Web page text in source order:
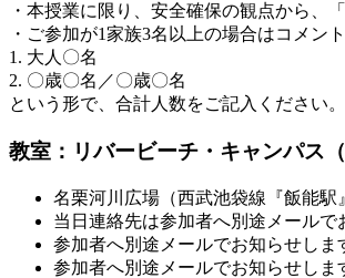
・本授業に限り、安全確保の観点から、
・ご参加が1家族3名以上の場合はコメン
1. 大人〇名
2. 〇歳〇名／〇歳〇名
という形で、合計人数をご記入ください。
教室：リバービーチ・キャンパス
名栗河川広場（西武池袋線『飯能駅
当日連絡先は参加者へ別途メールで
参加者へ別途メールでお知らせしま
参加者へ別途メールでお知らせしま